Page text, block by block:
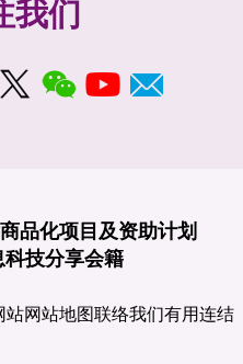
我们
品化项目及资助计划
科技分享会籍
站网站地图联络我们有用连结